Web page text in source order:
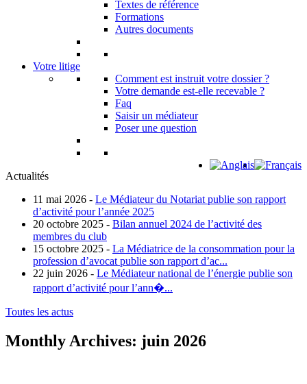
Textes de référence
Formations
Autres documents
Votre litige
Comment est instruit votre dossier ?
Votre demande est-elle recevable ?
Faq
Saisir un médiateur
Poser une question
Actualités
11 mai 2026 - Le Médiateur du Notariat publie son rapport
d’activité pour l’année 2025
20 octobre 2025 - Bilan annuel 2024 de l’activité des
membres du club
15 octobre 2025 - La Médiatrice de la consommation pour la
profession d’avocat publie son rapport d’ac...
22 juin 2026 - Le Médiateur national de l’énergie publie son
rapport d’activité pour l’ann�...
Toutes les actus
Monthly Archives: juin 2026